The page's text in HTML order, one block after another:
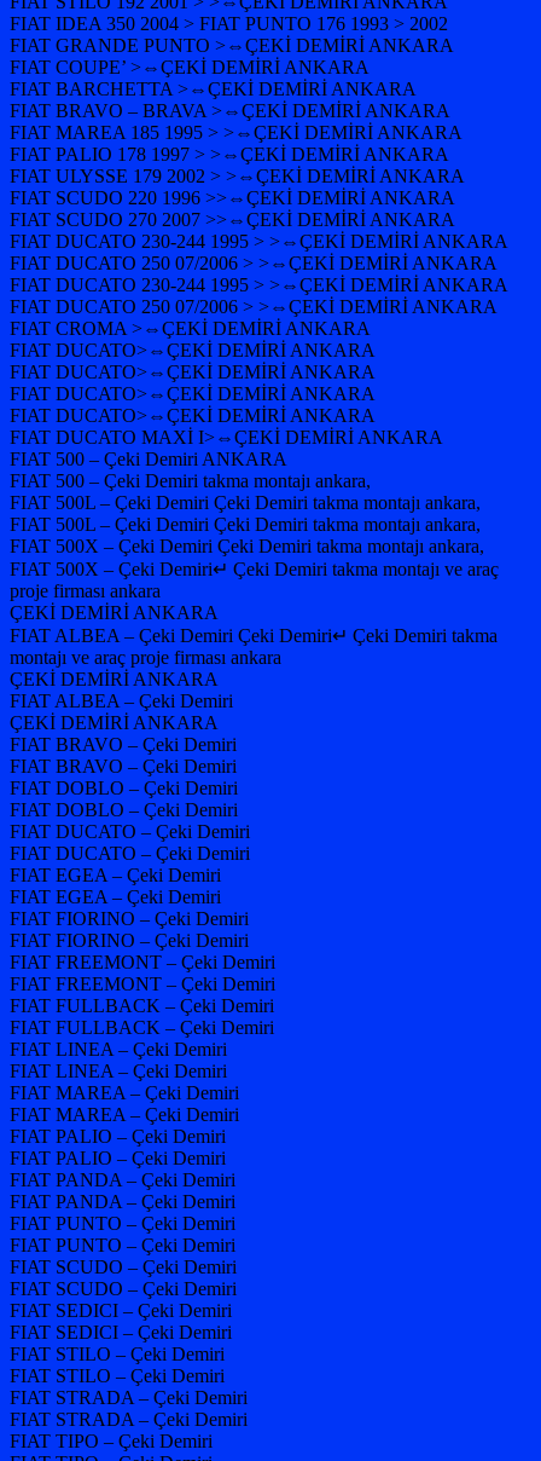
FIAT IDEA 350 2004 > FIAT PUNTO 176 1993 > 2002
FIAT GRANDE PUNTO >⇔ÇEKİ DEMİRİ ANKARA
FIAT COUPE’ >⇔ÇEKİ DEMİRİ ANKARA
FIAT BARCHETTA >⇔ÇEKİ DEMİRİ ANKARA
FIAT BRAVO – BRAVA >⇔ÇEKİ DEMİRİ ANKARA
FIAT MAREA 185 1995 > >⇔ÇEKİ DEMİRİ ANKARA
FIAT PALIO 178 1997 > >⇔ÇEKİ DEMİRİ ANKARA
FIAT ULYSSE 179 2002 > >⇔ÇEKİ DEMİRİ ANKARA
FIAT SCUDO 220 1996 >>⇔ÇEKİ DEMİRİ ANKARA
FIAT SCUDO 270 2007 >>⇔ÇEKİ DEMİRİ ANKARA
FIAT DUCATO 230-244 1995 > >⇔ÇEKİ DEMİRİ ANKARA
FIAT DUCATO 250 07/2006 > >⇔ÇEKİ DEMİRİ ANKARA
FIAT DUCATO 230-244 1995 > >⇔ÇEKİ DEMİRİ ANKARA
FIAT DUCATO 250 07/2006 > >⇔ÇEKİ DEMİRİ ANKARA
FIAT CROMA >⇔ÇEKİ DEMİRİ ANKARA
FIAT DUCATO>⇔ÇEKİ DEMİRİ ANKARA
FIAT DUCATO>⇔ÇEKİ DEMİRİ ANKARA
FIAT DUCATO>⇔ÇEKİ DEMİRİ ANKARA
FIAT DUCATO>⇔ÇEKİ DEMİRİ ANKARA
FIAT DUCATO MAXİ I>⇔ÇEKİ DEMİRİ ANKARA
FIAT 500 – Çeki Demiri ANKARA
FIAT 500 – Çeki Demiri takma montajı ankara,
FIAT 500L – Çeki Demiri Çeki Demiri takma montajı ankara,
FIAT 500L – Çeki Demiri Çeki Demiri takma montajı ankara,
FIAT 500X – Çeki Demiri Çeki Demiri takma montajı ankara,
FIAT 500X – Çeki Demiri↵ Çeki Demiri takma montajı ve araç
proje firması ankara
ÇEKİ DEMİRİ ANKARA
FIAT ALBEA – Çeki Demiri Çeki Demiri↵ Çeki Demiri takma
montajı ve araç proje firması ankara
ÇEKİ DEMİRİ ANKARA
FIAT ALBEA – Çeki Demiri
ÇEKİ DEMİRİ ANKARA
FIAT BRAVO – Çeki Demiri
FIAT BRAVO – Çeki Demiri
FIAT DOBLO – Çeki Demiri
FIAT DOBLO – Çeki Demiri
FIAT DUCATO – Çeki Demiri
FIAT DUCATO – Çeki Demiri
FIAT EGEA – Çeki Demiri
FIAT EGEA – Çeki Demiri
FIAT FIORINO – Çeki Demiri
FIAT FIORINO – Çeki Demiri
FIAT FREEMONT – Çeki Demiri
FIAT FREEMONT – Çeki Demiri
FIAT FULLBACK – Çeki Demiri
FIAT FULLBACK – Çeki Demiri
FIAT LINEA – Çeki Demiri
FIAT LINEA – Çeki Demiri
FIAT MAREA – Çeki Demiri
FIAT MAREA – Çeki Demiri
FIAT PALIO – Çeki Demiri
FIAT PALIO – Çeki Demiri
FIAT PANDA – Çeki Demiri
FIAT PANDA – Çeki Demiri
FIAT PUNTO – Çeki Demiri
FIAT PUNTO – Çeki Demiri
FIAT SCUDO – Çeki Demiri
FIAT SCUDO – Çeki Demiri
FIAT SEDICI – Çeki Demiri
FIAT SEDICI – Çeki Demiri
FIAT STILO – Çeki Demiri
FIAT STILO – Çeki Demiri
FIAT STRADA – Çeki Demiri
FIAT STRADA – Çeki Demiri
FIAT TIPO – Çeki Demiri